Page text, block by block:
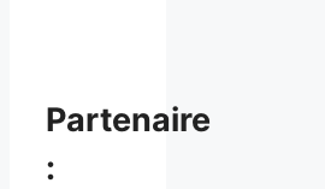
Partenaire
: